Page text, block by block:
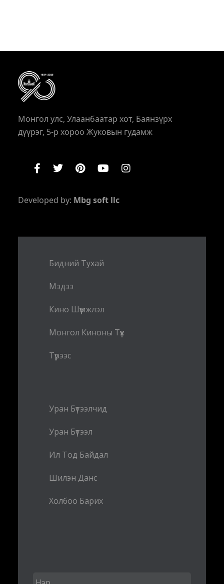
Монгол улс, Улаанбаатар хот, Баянзүрх
дүүрэг, 5-р хороо Жуковын гудамж
Developed by: Mbg soft llc
Бидний Тухай
Мэдээ
Кино Шүүмжлэл
Монгол Киноны Түүх
Түрээс
Уран Бүтээлчид
Уран Бүтээл
Ил Тод Байдал
Шилэн Данс
Холбоо Барих